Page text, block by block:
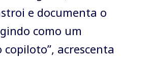
e documenta o
como um
acrescenta